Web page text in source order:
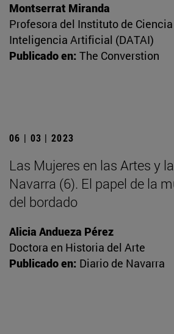
Montserrat Miranda
Profesora del Instituto de
Inteligencia Artificial (DATAI)
Publicado en: The Converstion
06 | 03 | 2023
Las Mujeres en las Artes y
Navarra (6). El papel de la
del bordado
Alicia Andueza Pérez
Doctora en Historia del Arte
Publicado en: Diario de Navarra